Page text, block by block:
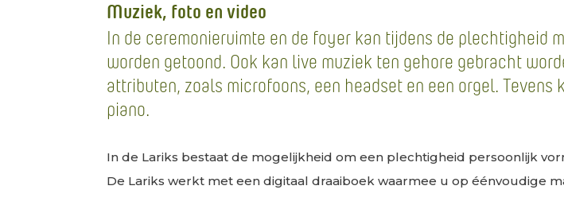
Muziek, foto en video
In de ceremonieruimte en de foyer kan tijdens de plechtigheid
worden getoond. Ook kan live muziek ten gehore gebracht
attributen, zoals microfoons, een headset en een orgel.
piano.
In de Lariks bestaat de mogelijkheid om een plechtigheid persoonlijk
De Lariks werkt met een digitaal draaiboek waarmee u op éénvoudige